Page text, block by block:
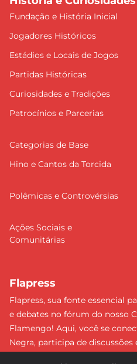
Fundação e História Inicial
Jogadores Históricos
Estádios e Locais de Jogos
Partidas Históricas
Curiosidades e Tradições
Patrocínios e Parcerias
Categorias de Base
Hino e Cantos da Torcida
Polêmicas e Controvérsias
Ações Sociais e
Comunitárias
Flapress
Flapress, sua fonte essencial
e debates no fórum do nosso
Flamengo! Aqui, você se
Negra, participa de